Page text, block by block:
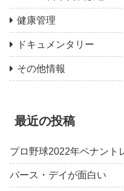
健康管理
ドキュメンタリー
その他情報
最近の投稿
プロ野球2022年ペナント
バース・デイが面白い